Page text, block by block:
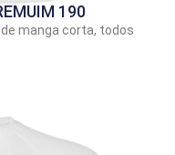
190
manga corta, todos